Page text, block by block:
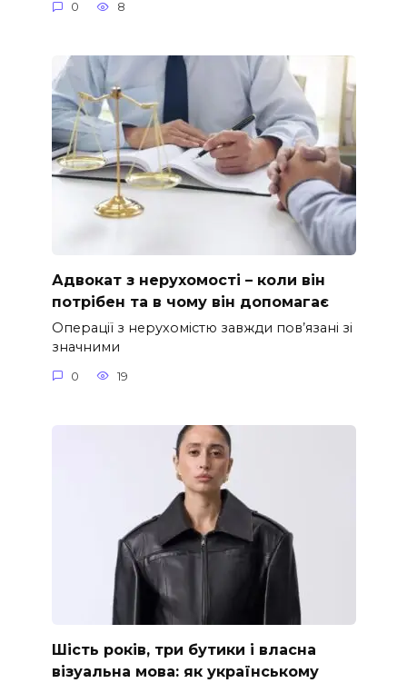
0 8
Адвокат з нерухомості – коли він
потрібен та в чому він допомагає
Операції з нерухомістю завжди пов’язані зі
значними
0 19
Шість років, три бутики і власна
візуальна мова: як українському